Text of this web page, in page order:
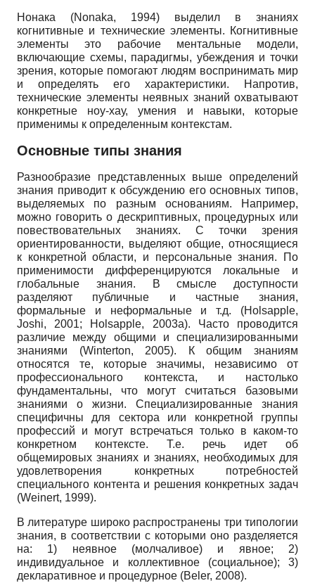
Нонака (Nonaka, 1994) выделил в знаниях
когнитивные и технические элементы. Когнитивные
элементы это рабочие ментальные модели,
включающие схемы, парадигмы, убеждения и точки
зрения, которые помогают людям воспринимать мир
и определять его характеристики. Напротив,
технические элементы неявных знаний охватывают
конкретные ноу-хау, умения и навыки, которые
применимы к определенным контекстам.
Основные типы знания
Разнообразие представленных выше определений
знания приводит к обсуждению его основных типов,
выделяемых по разным основаниям. Например,
можно говорить о дескриптивных, процедурных или
повествовательных знаниях. С точки зрения
ориентированности, выделяют общие, относящиеся
к конкретной области, и персональные знания. По
применимости дифференцируются локальные и
глобальные знания. В смысле доступности
разделяют публичные и частные знания,
формальные и неформальные и т.д. (Holsapple,
Joshi, 2001; Holsapple, 2003a). Часто проводится
различие между общими и специализированными
знаниями (Winterton, 2005). К общим знаниям
относятся те, которые значимы, независимо от
профессионального контекста, и настолько
фундаментальны, что могут считаться базовыми
знаниями о жизни. Специализированные знания
специфичны для сектора или конкретной группы
профессий и могут встречаться только в каком-то
конкретном контексте. Т.е. речь идет об
общемировых знаниях и знаниях, необходимых для
удовлетворения конкретных потребностей
специального контента и решения конкретных задач
(Weinert, 1999).
В литературе широко распространены три типологии
знания, в соответствии с которыми оно разделяется
на: 1) неявное (молчаливое) и явное; 2)
индивидуальное и коллективное (социальное); 3)
декларативное и процедурное (Beler, 2008).